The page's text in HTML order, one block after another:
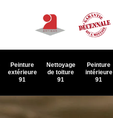
Peinture
extérieure
91
Nettoyage
de toiture
91
Peinture
intérieure
91